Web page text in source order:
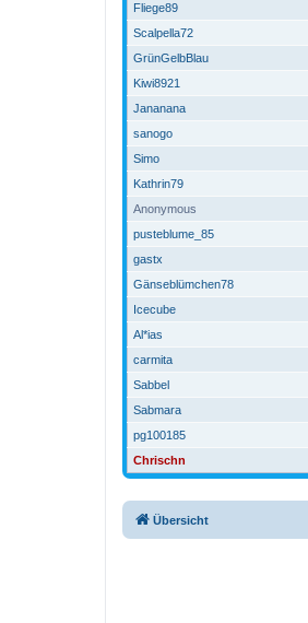
Fliege89
Scalpella72
GrünGelbBlau
Kiwi8921
Jananana
sanogo
Simo
Kathrin79
Anonymous
pusteblume_85
gastx
Gänseblümchen78
Icecube
Al*ias
carmita
Sabbel
Sabmara
pg100185
Chrischn
Übersicht